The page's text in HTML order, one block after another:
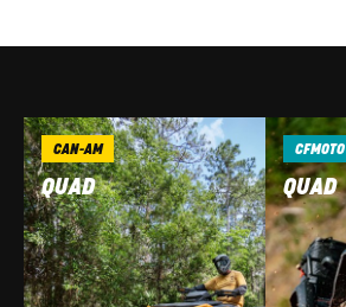
CAN-AM
QUAD
CFMOTO
QUAD